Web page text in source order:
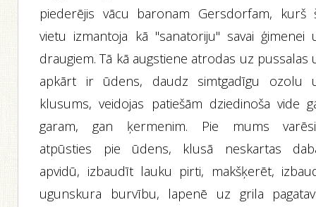
piederējis vācu baronam Gersdorfam, kurš
vietu izmantoja kā "sanatoriju" savai ģimenei
draugiem. Tā kā augstiene atrodas uz pussalas
apkārt ir ūdens, daudz simtgadīgu ozolu
klusums, veidojas patiešām dziedinoša vide
garam, gan ķermenim. Pie mums
atpūsties pie ūdens, klusā neskartas
apvidū, izbaudīt lauku pirti, makšķerēt,
ugunskura burvību, lapenē uz grila